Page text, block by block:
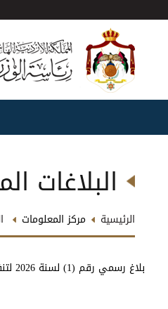
البلاغات
الرئيسية مركز المعلومات
بلاغ رسمي رقم (1) لسنة 2026 لتنفيذ قانون الموازنة العامة للسنة المالية 2026